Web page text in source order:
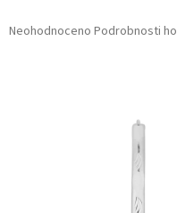
Průměrné
Neohodnoceno Podrobnosti